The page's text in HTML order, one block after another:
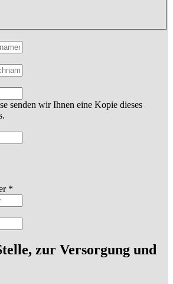
senden wir Ihnen eine Kopie dieses
*
zur Versorgung und